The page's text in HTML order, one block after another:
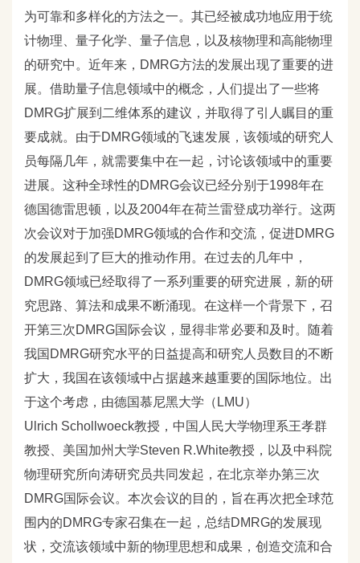
为可靠和多样化的方法之一。其已经被成功地应用于统
计物理、量子化学、量子信息，以及核物理和高能物理
的研究中。近年来，DMRG方法的发展出现了重要的进
展。借助量子信息领域中的概念，人们提出了一些将
DMRG扩展到二维体系的建议，并取得了引人瞩目的重
要成就。由于DMRG领域的飞速发展，该领域的研究人
员每隔几年，就需要集中在一起，讨论该领域中的重要
进展。这种全球性的DMRG会议已经分别于1998年在
德国德雷思顿，以及2004年在荷兰雷登成功举行。这两
次会议对于加强DMRG领域的合作和交流，促进DMRG
的发展起到了巨大的推动作用。在过去的几年中，
DMRG领域已经取得了一系列重要的研究进展，新的研
究思路、算法和成果不断涌现。在这样一个背景下，召
开第三次DMRG国际会议，显得非常必要和及时。随着
我国DMRG研究水平的日益提高和研究人员数目的不断
扩大，我国在该领域中占据越来越重要的国际地位。出
于这个考虑，由德国慕尼黑大学（LMU）
Ulrich Schollwoeck教授，中国人民大学物理系王孝群
教授、美国加州大学Steven R.White教授，以及中科院
物理研究所向涛研究员共同发起，在北京举办第三次
DMRG国际会议。本次会议的目的，旨在再次把全球范
围内的DMRG专家召集在一起，总结DMRG的发展现
状，交流该领域中新的物理思想和成果，创造交流和合